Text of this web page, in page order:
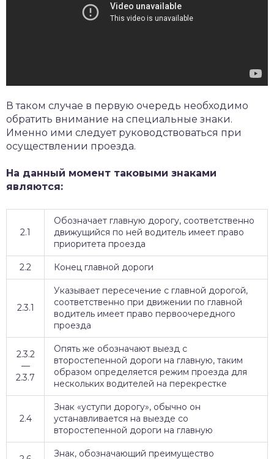
В таком случае в первую очередь необходимо
обратить внимание на специальные знаки.
Именно ими следует руководствоваться при
осуществлении проезда.
На данный момент таковыми знаками
являются:
2.1
Обозначает главную дорогу, соответственно
движущийся по ней водитель имеет право
приоритета проезда
2.2 Конец главной дороги
2.3.1
Указывает пересечение с главной дорогой,
соответственно при движении по главной
водитель имеет право первоочередного
проезда
2.3.2
—
2.3.7
Опять же обозначают выезд с
второстепенной дороги на главную, таким
образом определяется режим проезда для
нескольких водителей на перекрестке
2.4
Знак «уступи дорогу», обычно он
устанавливается на выезде со
второстепенной дороги на главную
Знак, обозначающий преимущество